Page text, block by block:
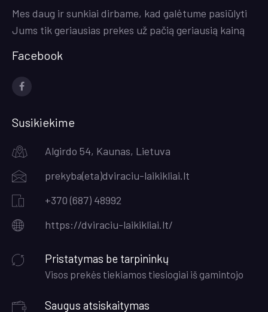
Mes daug ir sunkiai dirbame, kad galėtume pasiūlyti
Jums tik geriausias prekes už pačią geriausią kainą
Facebook
nuorodos
Susikiekime
Algirdo 54, Kaunas, Lietuva
prekyba(eta)dviraciu-laikikliai.lt
+370 (687) 48992
https://dviraciu-laikikliai.lt/
Pristatymas be tarpininkų
Visos prekės tiekiamos tiesiogiai iš gamintojo
Saugus atsiskaitymas